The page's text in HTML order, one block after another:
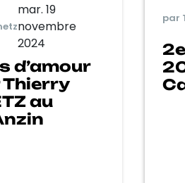
mar. 19
novembre
2024
d’amour
au
par